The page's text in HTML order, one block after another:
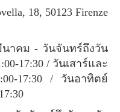
18, 50123 Firenze
นาคม - วันจันทร์ถึงวัน
17:30 / วันเสาร์และ
17:30 / วันอาทิตย์